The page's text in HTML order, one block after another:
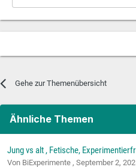
Gehe zur Themenübersicht
Ähnliche Themen
Jung vs alt , Fetische,
Von BiExperimente , September 2,